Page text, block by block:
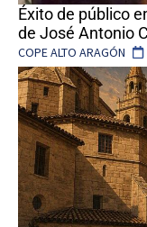
Éxito de público
de José Antonio
COPE ALTO ARAGÓN